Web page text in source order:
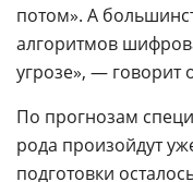
потом». А
алгоритмов
угрозе», — говорит
По прогнозам
рода произойдут
подготовки